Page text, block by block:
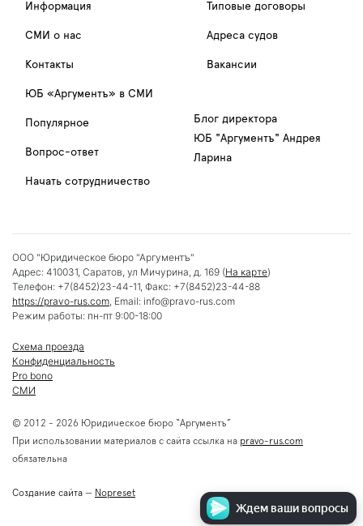
Информация
СМИ о нас
Контакты
Типовые договоры
Адреса судов
Вакансии
ЮБ «Аргументъ» в СМИ
Популярное
Вопрос-ответ
Начать сотрудничество
Блог директора
ЮБ "Аргументъ" Андрея
Ларина
© 2012 - 2026 Юридическое бюро “Аргументъ”
При использовании материалов с сайта ссылка на pravo-rus.com
обязательна
Создание сайта — Nopreset
ООО "Юридическое бюро "Аргументъ"
Адрес: 410031, Саратов, ул Мичурина, д. 169 (На карте)
Телефон: +7(8452)23-44-11, Факс: +7(8452)23-44-88
https://pravo-rus.com, Email: info@pravo-rus.com
Режим работы: пн-пт 9:00-18:00
Схема проезда
Конфиденциальность
Pro bono
СМИ
Ждем ваши вопросы